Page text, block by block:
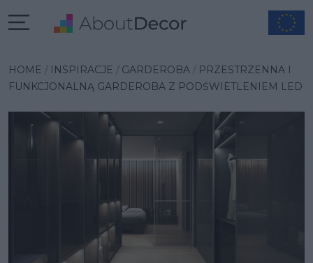
HOME INSPIRACJE GARDEROBA
PRZESTRZENNA I
FUNKCJONALNĄ GARDEROBA Z PODŚWIETLENIEM LED